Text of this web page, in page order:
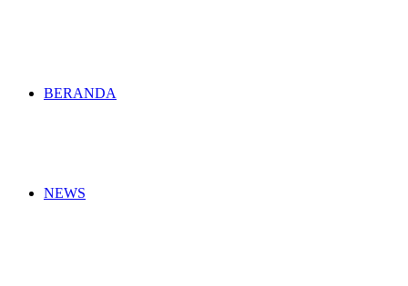
BERANDA
NEWS